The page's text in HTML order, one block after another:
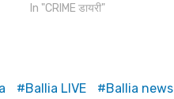
In "CRIME डायरी"
Ballia LIVE Ballia news